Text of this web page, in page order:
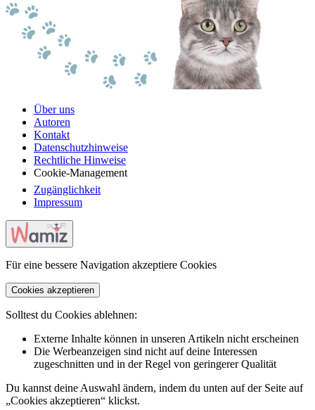
Über uns
Autoren
Kontakt
Datenschutzhinweise
Rechtliche Hinweise
Cookie-Management
Zugänglichkeit
Impressum
Für eine bessere Navigation akzeptiere Cookies
Cookies akzeptieren
Solltest du Cookies ablehnen:
Externe Inhalte können in unseren Artikeln nicht erscheinen
Die Werbeanzeigen sind nicht auf deine Interessen
zugeschnitten und in der Regel von geringerer Qualität
Du kannst deine Auswahl ändern, indem du unten auf der Seite auf
„Cookies akzeptieren“ klickst.